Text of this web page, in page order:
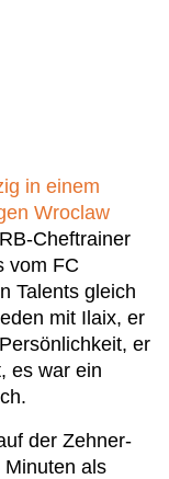
in einem
Wroclaw
Cheftrainer
vom FC
Talents gleich
mit Ilaix, er
er
es war ein
der Zehner-
als